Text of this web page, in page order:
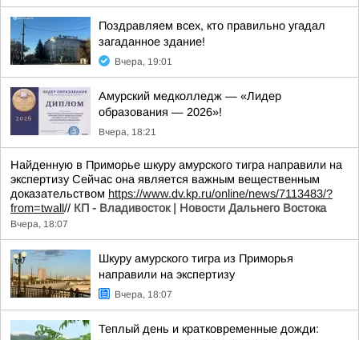
Поздравляем всех, кто правильно угадал
загаданное здание!
Вчера, 19:01
Амурский медколледж — «Лидер
образования — 2026»!
Вчера, 18:21
Найденную в Приморье шкуру амурского тигра направили на
экспертизу Сейчас она является важным вещественным
доказательством https://www.dv.kp.ru/online/news/7113483/?
from=twall// КП - Владивосток | Новости Дальнего Востока
Вчера, 18:07
Шкуру амурского тигра из Приморья
направили на экспертизу
Вчера, 18:07
Теплый день и кратковременные дожди: